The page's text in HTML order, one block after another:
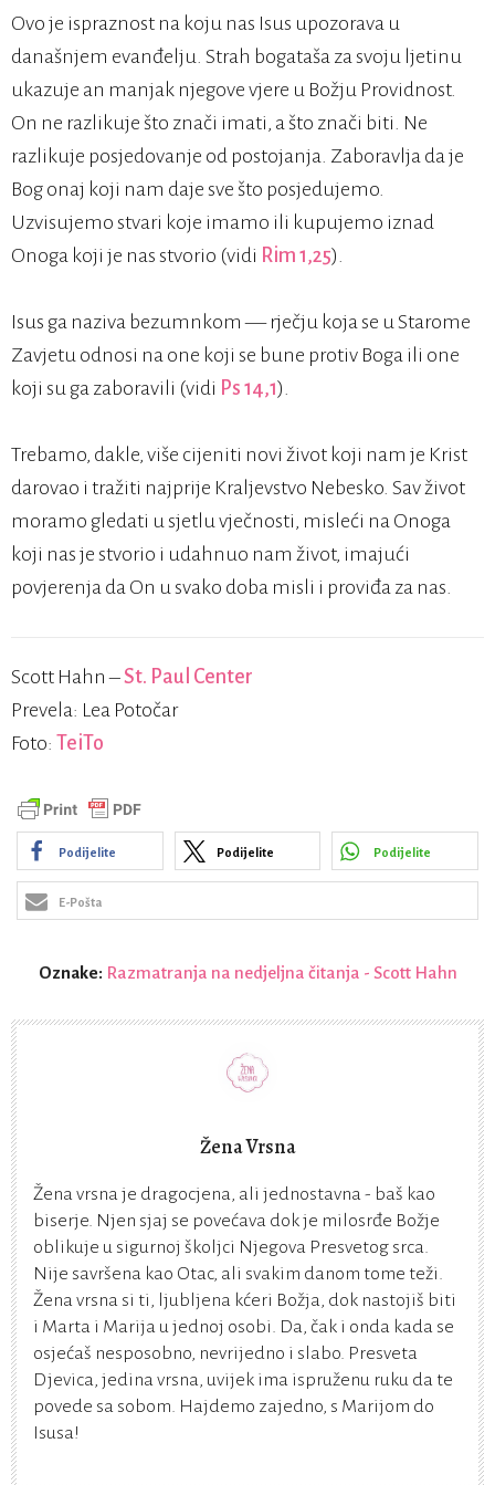
Ovo je ispraznost na koju nas Isus upozorava u
današnjem evanđelju. Strah bogataša za svoju ljetinu
ukazuje an manjak njegove vjere u Božju Providnost.
On ne razlikuje što znači imati, a što znači biti. Ne
razlikuje posjedovanje od postojanja. Zaboravlja da je
Bog onaj koji nam daje sve što posjedujemo.
Uzvisujemo stvari koje imamo ili kupujemo iznad
Onoga koji je nas stvorio (vidi Rim 1,25).
Isus ga naziva bezumnkom — rječju koja se u Starome
Zavjetu odnosi na one koji se bune protiv Boga ili one
koji su ga zaboravili (vidi Ps 14,1).
Trebamo, dakle, više cijeniti novi život koji nam je Krist
darovao i tražiti najprije Kraljevstvo Nebesko. Sav život
moramo gledati u sjetlu vječnosti, misleći na Onoga
koji nas je stvorio i udahnuo nam život, imajući
povjerenja da On u svako doba misli i proviđa za nas.
Scott Hahn –St. Paul Center
Prevela: Lea Potočar
Foto: TeiTo
Podijelite Podijelite Podijelite
E-Pošta
Oznake: Razmatranja na nedjeljna čitanja - Scott Hahn
Žena Vrsna
Žena vrsna je dragocjena, ali jednostavna - baš kao
biserje. Njen sjaj se povećava dok je milosrđe Božje
oblikuje u sigurnoj školjci Njegova Presvetog srca.
Nije savršena kao Otac, ali svakim danom tome teži.
Žena vrsna si ti, ljubljena kćeri Božja, dok nastojiš biti
i Marta i Marija u jednoj osobi. Da, čak i onda kada se
osjećaš nesposobno, nevrijedno i slabo. Presveta
Djevica, jedina vrsna, uvijek ima ispruženu ruku da te
povede sa sobom. Hajdemo zajedno, s Marijom do
Isusa!